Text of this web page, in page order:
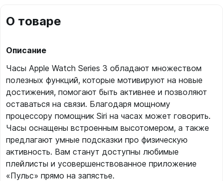
О товаре
Описание
Часы Apple Watch Series 3 обладают множеством
полезных функций, которые мотивируют на новые
достижения, помогают быть активнее и позволяют
оставаться на связи. Благодаря мощному
процессору помощник Siri на часах может говорить.
Часы оснащены встроенным высотомером, а также
предлагают умные подсказки про физическую
активность. Вам станут доступны любимые
плейлисты и усовершенствованное приложение
«Пульс» прямо на запястье.